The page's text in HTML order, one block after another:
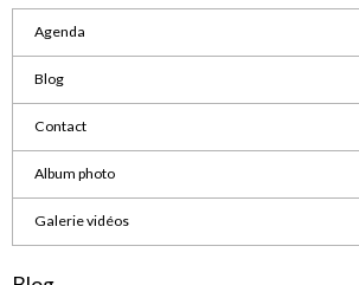
Agenda
Blog
Contact
Album photo
Galerie vidéos